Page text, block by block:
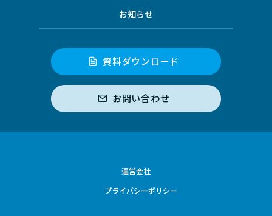
お知らせ
資料ダウンロード
お問い合わせ
運営会社
プライバシーポリシー